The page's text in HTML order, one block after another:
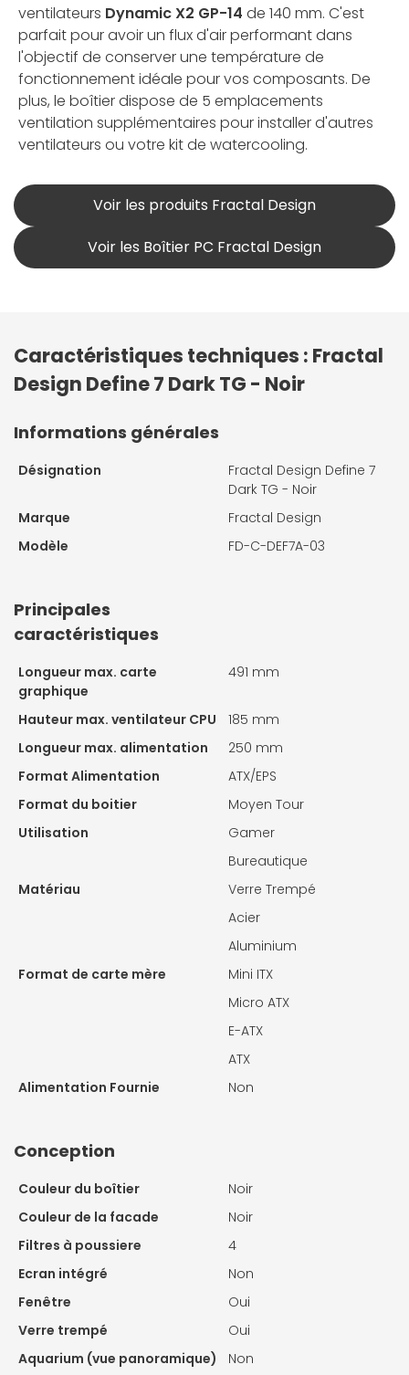
ventilateurs Dynamic X2 GP-14 de 140 mm. C'est
parfait pour avoir un flux d'air performant dans
l'objectif de conserver une température de
fonctionnement idéale pour vos composants. De
plus, le boîtier dispose de 5 emplacements
ventilation supplémentaires pour installer d'autres
ventilateurs ou votre kit de watercooling.
Voir les produits Fractal Design
Voir les Boîtier PC Fractal Design
Caractéristiques techniques : Fractal
Design Define 7 Dark TG - Noir
Informations générales
Désignation
Fractal Design Define 7
Dark TG - Noir
Marque
Fractal Design
Modèle
FD-C-DEF7A-03
Principales
caractéristiques
Longueur max. carte
graphique
491 mm
Hauteur max. ventilateur CPU
185 mm
Longueur max. alimentation
250 mm
Format Alimentation
ATX/EPS
Format du boitier
Moyen Tour
Utilisation
Gamer
Bureautique
Matériau
Verre Trempé
Acier
Aluminium
Format de carte mère
Mini ITX
Micro ATX
E-ATX
ATX
Alimentation Fournie
Non
Conception
Couleur du boîtier
Noir
Couleur de la facade
Noir
Filtres à poussiere
4
Ecran intégré
Non
Fenêtre
Oui
Verre trempé
Oui
Aquarium (vue panoramique)
Non